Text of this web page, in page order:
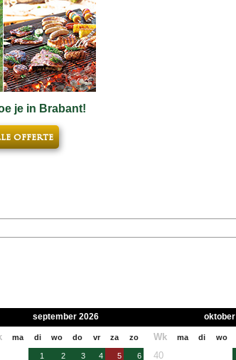
je in Brabant!
offerte
september 2026
ma di wo do vr za zo
1 2 3 4 5 6
oktober
Wk ma di wo
40